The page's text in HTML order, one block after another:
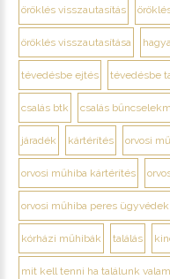
öröklés visszautasítás
öröklés visszautasítása
tévedésbe ejtés tévedésbe
csalás btk csalás
járadék kártérítés orvosi
orvosi műhiba kártérítés
orvosi műhiba peres ügyvédek
kórházi műhibák találás
mit kell tenni ha találunk